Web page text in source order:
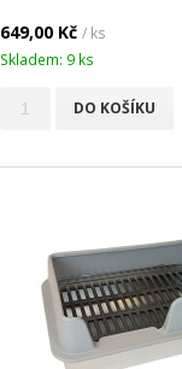
649,00 Kč / ks
Skladem: 9 ks
DO KOŠÍKU